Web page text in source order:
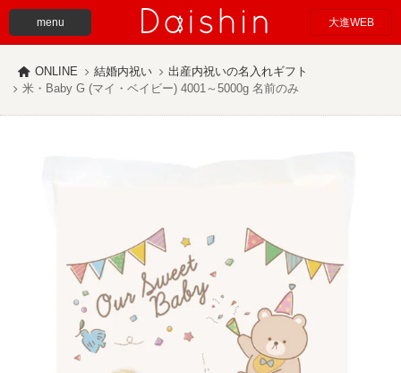
menu 大進WEB
ONLINE 結婚内祝い
出産内祝いの名入れギフト
米・Baby G (マイ・ベイビー) 4001～5000g 名前のみ